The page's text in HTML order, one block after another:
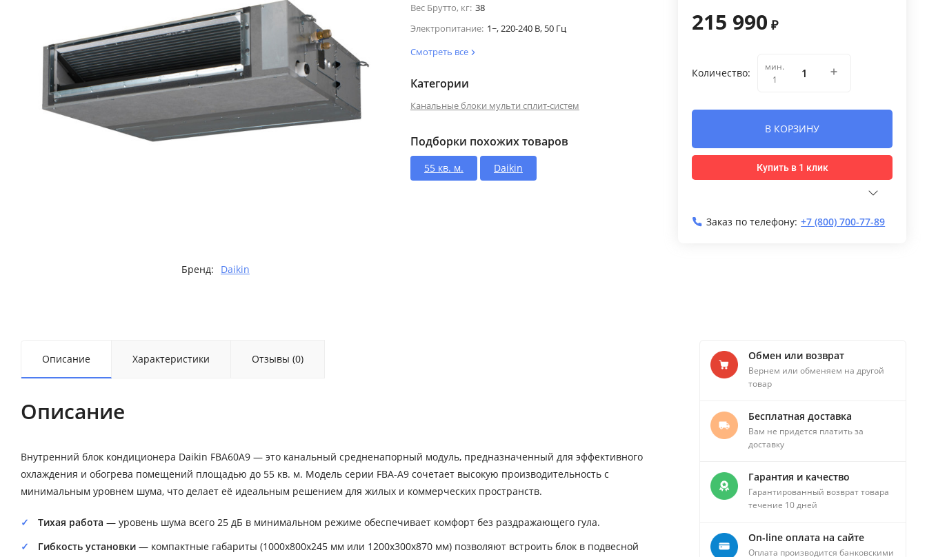
Бренд: Daikin
Вес Брутто, кг: 38
Электропитание: 1~, 220-240 В, 50 Гц
Смотреть все
Категории
Канальные блоки мульти сплит-систем
Подборки похожих товаров
55 кв. м. Daikin
215 990 ₽
Количество:
мин.
1
В КОРЗИНУ
Купить в 1 клик
Заказ по телефону: +7 (800) 700-77-89
Описание Характеристики Отзывы (0)
Описание
Внутренний блок кондиционера Daikin FBA60A9 — это канальный средненапорный модуль, предназначенный для эффективного
охлаждения и обогрева помещений площадью до 55 кв. м. Модель серии FBA-A9 сочетает высокую производительность с
минимальным уровнем шума, что делает её идеальным решением для жилых и коммерческих пространств.
Тихая работа — уровень шума всего 25 дБ в минимальном режиме обеспечивает комфорт без раздражающего гула.
Гибкость установки — компактные габариты (1000x800x245 мм или 1200x300x870 мм) позволяют встроить блок в подвесной
Обмен или возврат
Вернем или обменяем на другой
товар
Бесплатная доставка
Вам не придется платить за
доставку
Гарантия и качество
Гарантированный возврат товара
течение 10 дней
On-line оплата на сайте
Оплата производится банковскими